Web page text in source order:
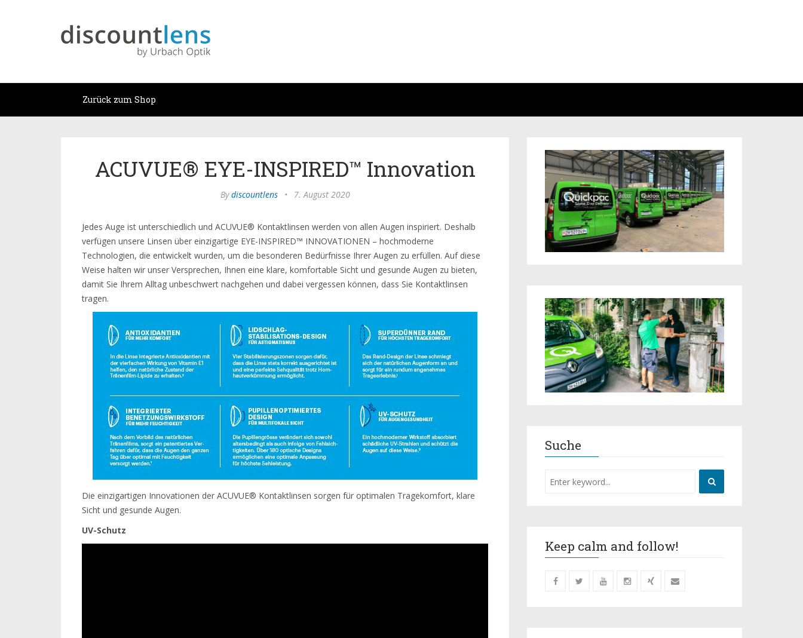
Zurück zum Shop
ACUVUE® EYE-INSPIRED™ Innovation
Bydiscountlens • 7. August 2020
Jedes Auge ist unterschiedlich und ACUVUE® Kontaktlinsen werden von allen Augen inspiriert. Deshalb
verfügen unsere Linsen über einzigartige EYE-INSPIRED™ INNOVATIONEN – hochmoderne
Technologien, die entwickelt wurden, um die besonderen Bedürfnisse Ihrer Augen zu erfüllen. Auf diese
Weise halten wir unser Versprechen, Ihnen eine klare, komfortable Sicht und gesunde Augen zu bieten,
damit Sie Ihrem Alltag unbeschwert nachgehen und dabei vergessen können, dass Sie Kontaktlinsen
tragen.
Die einzigartigen Innovationen der ACUVUE® Kontaktlinsen sorgen für optimalen Tragekomfort, klare
Sicht und gesunde Augen.
UV-Schutz
Suche
Keep calm and follow!